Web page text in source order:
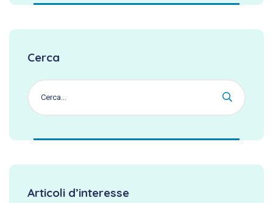
Cerca
Articoli d’interesse